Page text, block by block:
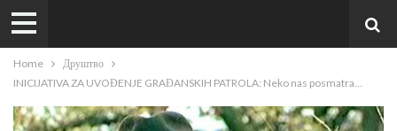
Home
Друштво
INICIJATIVA ZA UVOĐENJE GRAĐANSKIH PATROLA: Neko nas posmatra…